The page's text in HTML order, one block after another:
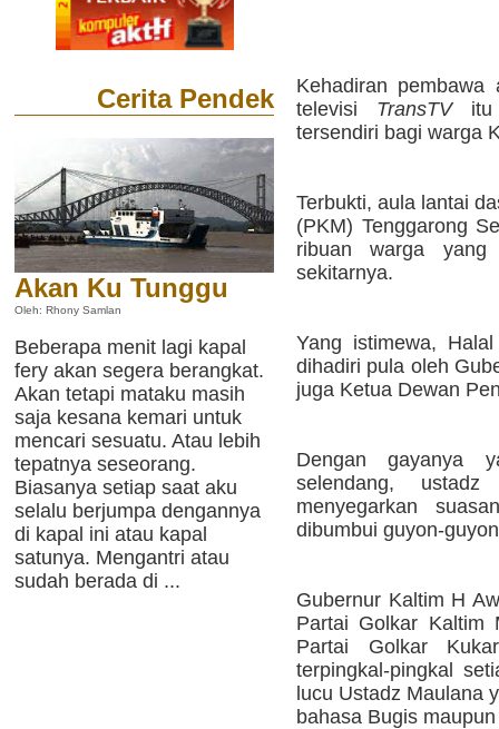
Cerita Pendek
Akan Ku Tunggu
Oleh: Rhony Samlan
Beberapa menit lagi kapal
fery akan segera berangkat.
Akan tetapi mataku masih
saja kesana kemari untuk
mencari sesuatu. Atau lebih
tepatnya seseorang.
Biasanya setiap saat aku
selalu berjumpa dengannya
di kapal ini atau kapal
satunya. Mengantri atau
sudah berada di ...
Kehadiran
televisi TransTVitu
tersendiri bagi warga
Terbukti, aula lantai
(PKM) Tenggarong
ribuan warga yang
sekitarnya.
Yang istimewa,
dihadiri pula oleh
juga Ketua Dewan
Dengan gayanya
selendang,
menyegarkan
dibumbui guyon-
Gubernur Kaltim H
Partai Golkar Kaltim
Partai Golkar
terpingkal-pingkal
lucu Ustadz Maulana
bahasa Bugis